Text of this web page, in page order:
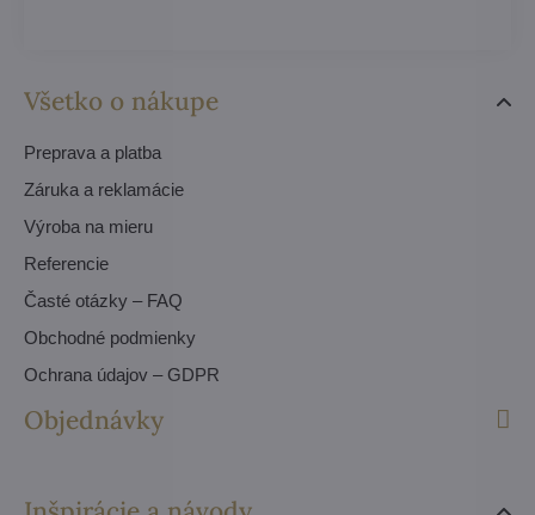
Všetko o nákupe
Preprava a platba
Záruka a reklamácie
Výroba na mieru
Referencie
Časté otázky – FAQ
Obchodné podmienky
Ochrana údajov – GDPR
Objednávky